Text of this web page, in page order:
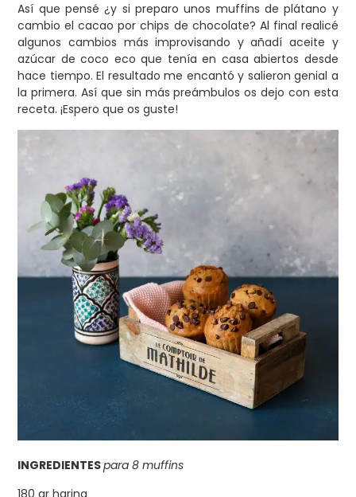
Así que pensé ¿y si preparo unos muffins de plátano y
cambio el cacao por chips de chocolate? Al final realicé
algunos cambios más improvisando y añadí aceite y
azúcar de coco eco que tenía en casa abiertos desde
hace tiempo. El resultado me encantó y salieron genial a
la primera. Así que sin más preámbulos os dejo con esta
receta. ¡Espero que os guste!
INGREDIENTESpara 8 muffins
180 gr harina